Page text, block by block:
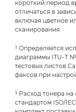
короткий период
отличаться в
включая цветное
сканирования.
¹ Определяется
диаграммы ITU-T
тестовых листов
факсов при
¹ Расход тонера
стандартом ISO/